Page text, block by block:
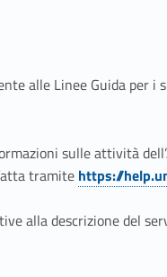
alle Linee Guida per
sulle attività
tramite https://
alla descrizione del